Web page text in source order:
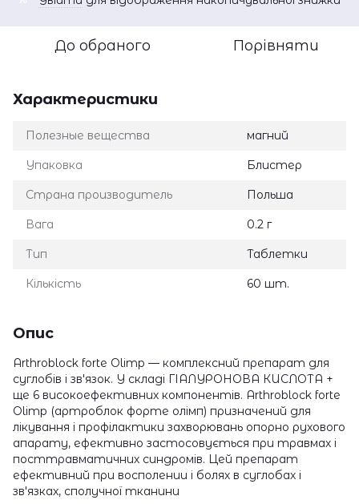
До обраного Порівняти
Характеристики
Полезные вещества магний
Упаковка Блистер
Страна производитель Польша
Вага 0.2 г
Тип Таблетки
Кількість 60 шт.
Опис
Arthroblock forte Olimp — комплексний препарат для
суглобів і зв'язок. У складі ГІАЛУРОНОВА КИСЛОТА +
ще 6 високоефективних компонентів. Arthroblock forte
Olimp (артроблок форте олімп) призначений для
лікування і профілактики захворювань опорно рухового
апарату, ефективно застосовується при травмах і
посттравматичних синдромів. Цей препарат
ефективний при восполении і болях в суглобах і
зв'язках, сполучної тканини